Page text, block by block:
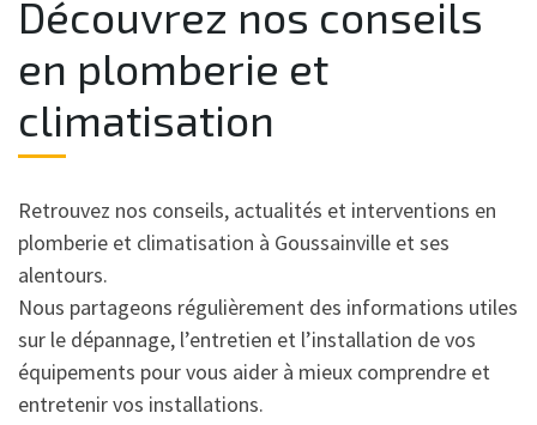
Découvrez nos conseils
en plomberie et
climatisation
Retrouvez nos conseils, actualités et interventions en
plomberie et climatisation à Goussainville et ses
alentours.
Nous partageons régulièrement des informations utiles
sur le dépannage, l’entretien et l’installation de vos
équipements pour vous aider à mieux comprendre et
entretenir vos installations.